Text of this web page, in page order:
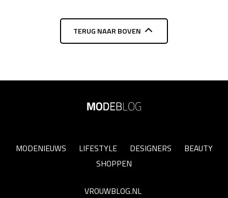
TERUG NAAR BOVEN
MODENIEUWS LIFESTYLE DESIGNERS
BEAUTY
SHOPPEN
VROUWBLOG.NL